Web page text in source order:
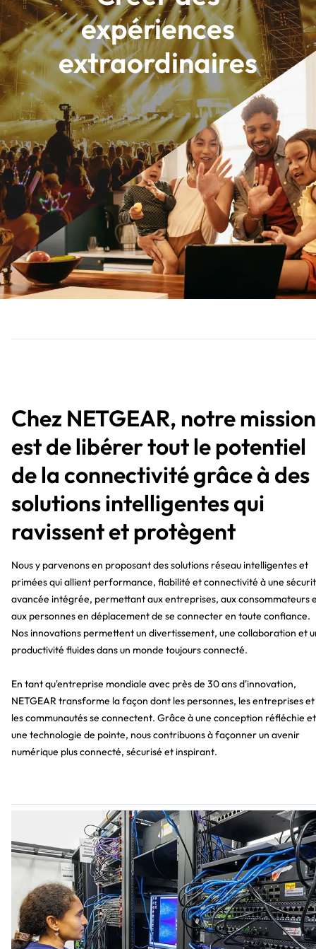
expériences
extraordinaires
Chez NETGEAR, notre mission
est de libérer tout le potentiel
de la connectivité grâce à des
solutions intelligentes qui
ravissent et protègent
Nous y parvenons en proposant des solutions réseau intelligentes et
primées qui allient performance, fiabilité et connectivité à une
avancée intégrée, permettant aux entreprises, aux consommateurs
aux personnes en déplacement de se connecter en toute confiance.
Nos innovations permettent un divertissement, une collaboration et
productivité fluides dans un monde toujours connecté.
En tant qu'entreprise mondiale avec près de 30 ans d'innovation,
NETGEAR transforme la façon dont les personnes, les entreprises et
les communautés se connectent. Grâce à une conception réfléchie
une technologie de pointe, nous contribuons à façonner un avenir
numérique plus connecté, sécurisé et inspirant.